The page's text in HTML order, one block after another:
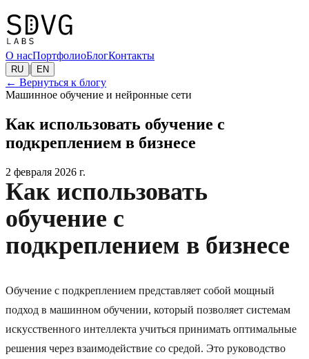
О насПортфолиоБлогКонтакты
RU | EN
← Вернуться к блогу
Машинное обучение и нейронные сети
Как использовать обучение с
подкреплением в бизнесе
2 февраля 2026 г.
Как использовать
обучение с
подкреплением в бизнесе
Обучение с подкреплением представляет собой мощный
подход в машинном обучении, который позволяет системам
искусственного интеллекта учиться принимать оптимальные
решения через взаимодействие со средой. Это руководство